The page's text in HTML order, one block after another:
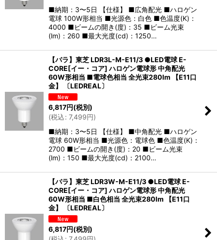
■納期：3〜5日 【仕様】 ■広角配光 ■ハロゲン
電球 100W形相当 ■光源色：白色 ■色温度(K)：
4000 ■ビームの開き(度)：35 ■ビーム光束
(lm)：260 ■最大光度(cd)：1250…
【バラ】東芝 LDR3L-M-E11/3 ●LED電球 E-
CORE[イー・コア] ハロゲン電球形 中角配光
60W形相当 ■電球色相当 全光束280lm 【E11口
金】 〔LEDREAL〕
6,817円(税別)
(税込: 7,499円)
■納期：3〜5日 【仕様】 ■中角配光 ■ハロゲン
電球 60W形相当 ■光源色：電球色 ■色温度(K)：
2700 ■ビームの開き(度)：20 ■ビーム光束
(lm)：150 ■最大光度(cd)：2100…
【バラ】東芝 LDR3W-M-E11/3 ●LED電球 E-
CORE[イー・コア] ハロゲン電球形 中角配光
60W形相当 ■白色相当 全光束280lm 【E11口
金】 〔LEDREAL〕
6,817円(税別)